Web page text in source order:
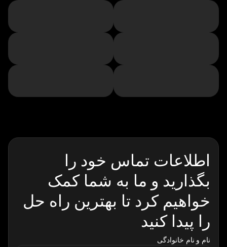
اطلاعات تماس خود را
بگذارید و ما به شما کمک
خواهیم کرد تا بهترین راه حل
را پیدا کنید
نام و نام خانوادگی